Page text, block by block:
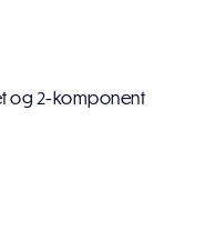
og 2-komponent